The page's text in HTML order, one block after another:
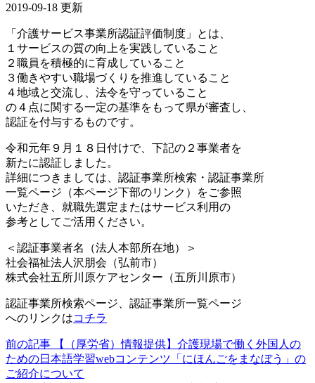
2019-09-18 更新
「介護サービス事業所認証評価制度」とは、
１サービスの質の向上を実践していること
２職員を積極的に育成していること
３働きやすい職場づくりを推進していること
４地域と交流し、法令を守っていること
の４点に関する一定の基準をもって県が審査し、
認証を付与するものです。
令和元年９月１８日付けで、下記の２事業者を
新たに認証しました。
詳細につきましては、認証事業所検索・認証事業所
一覧ページ（本ページ下部のリンク）をご参照
いただき、就職先選定またはサービス利用の
参考としてご活用ください。
＜認証事業者名（法人本部所在地）＞
社会福祉法人沢朋会（弘前市）
株式会社五所川原ケアセンター（五所川原市）
認証事業所検索ページ、認証事業所一覧ページ
へのリンクはコチラ
前の記事 【（厚労省）情報提供】介護現場で働く外国人の
ための日本語学習webコンテンツ「にほんごをまなぼう」の
ご紹介について